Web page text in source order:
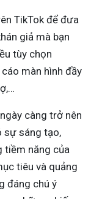
TikTok để đưa
giả mà bạn
tùy chọn
màn hình đầy
càng trở nên
sự sáng tạo,
tiềm năng của
tiêu và quảng
đáng chú ý